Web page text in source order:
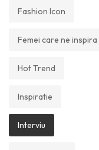
Fashion Icon
Femei care ne inspira
Hot Trend
Inspiratie
Interviu